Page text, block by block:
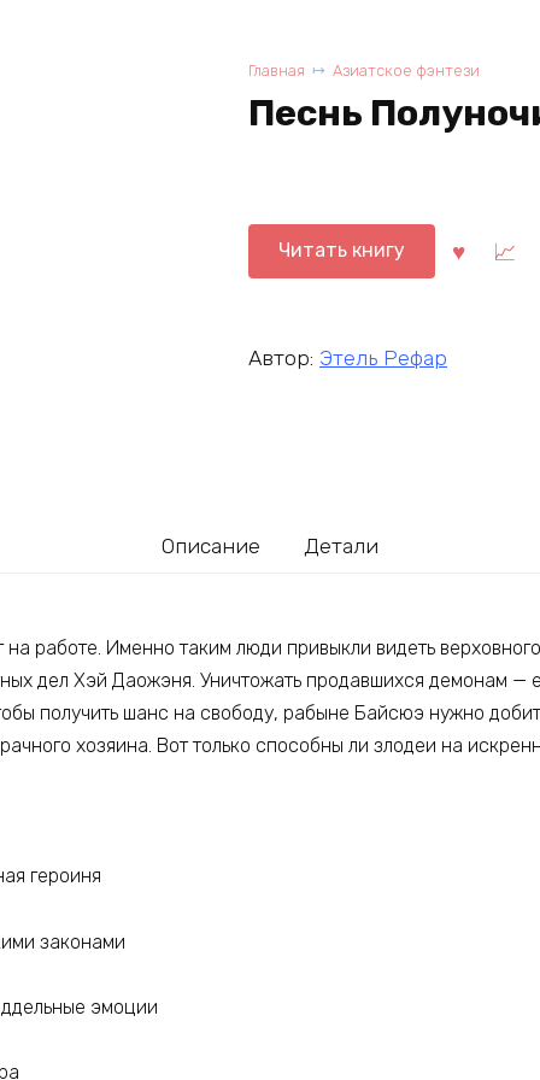
Главная Азиатское фэнтези
Песнь
Читать книгу
Автор: Этель Рефар
Описание Детали
работе. Именно таким люди привыкли видеть
дел Хэй Даожэня. Уничтожать продавшихся демонам —
получить шанс на свободу, рабыне Байсюэ нужно
хозяина. Вот только способны ли злодеи на
героиня
законами
эмоции